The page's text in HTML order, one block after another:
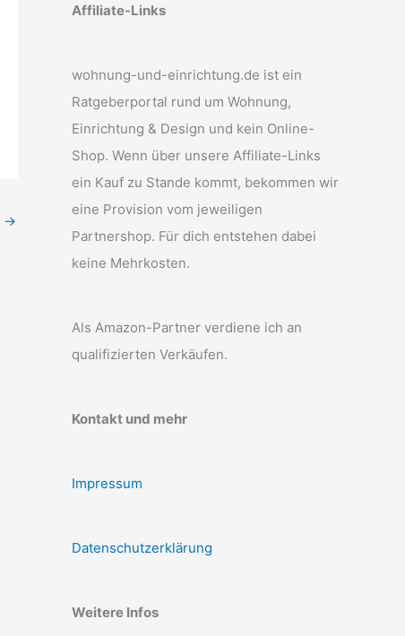
→
Affiliate-Links
wohnung-und-einrichtung.de ist ein
Ratgeberportal rund um Wohnung,
Einrichtung & Design und kein Online-
Shop. Wenn über unsere Affiliate-Links
ein Kauf zu Stande kommt, bekommen wir
eine Provision vom jeweiligen
Partnershop. Für dich entstehen dabei
keine Mehrkosten.
Als Amazon-Partner verdiene ich an
qualifizierten Verkäufen.
Kontakt und mehr
Impressum
Datenschutzerklärung
Weitere Infos